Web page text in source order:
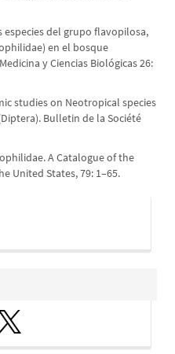
especies del grupo flavopilosa,
en el bosque
y Ciencias Biológicas 26:
studies on Neotropical species
Bulletin de la Société
A Catalogue of the
United States, 79: 1–65.